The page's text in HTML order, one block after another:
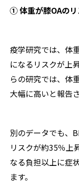
① 体重が膝OAの
疫学研究では、体
になるリスクが上
らの研究では、体
大幅に高いと報告
別のデータでも、
リスクが約35％上
なる負担以上に症
ます。